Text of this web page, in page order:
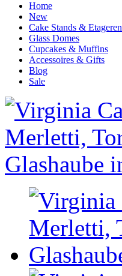
Home
New
Cake Stands & Etageren
Glass Domes
Cupcakes & Muffins
Accessoires & Gifts
Blog
Sale